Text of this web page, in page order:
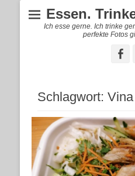
Essen.
Ich esse gerne. Ich trinke
perfekte Fotos
Schlagwort: Vina